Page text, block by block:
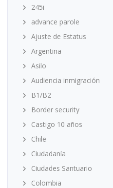
245i
advance parole
Ajuste de Estatus
Argentina
Asilo
Audiencia inmigración
B1/B2
Border security
Castigo 10 años
Chile
Ciudadanía
Ciudades Santuario
Colombia